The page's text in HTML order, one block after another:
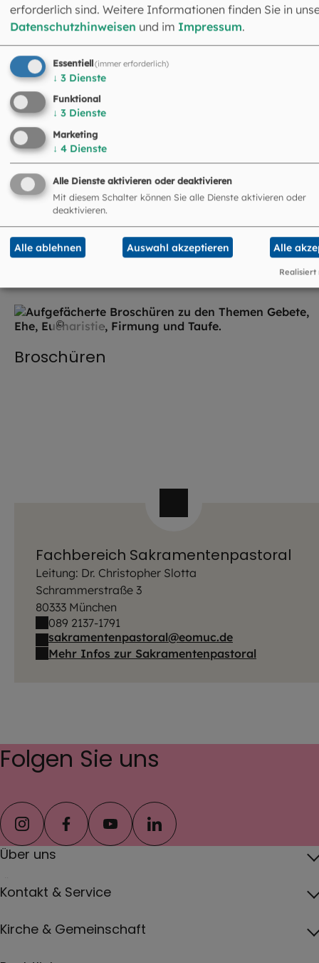
© Imago / Belga
Weihe
Krankensalbung
© EOM
Broschüren
Fachbereich Sakramentenpastoral
Leitung: Dr. Christopher Slotta
Schrammerstraße 3
80333 München
089 2137-1791
sakramentenpastoral@eomuc.de
Mehr Infos zur Sakramentenpastoral
Folgen Sie uns
instagramfacebookyoutubelinkedin
Über uns
Pfarreien
Katholisch werden und Wiedereintritt
Kontakt & Service
Kirche & Gemeinschaft
erforderlich sind. Weitere Informationen finden Sie in
Datenschutzhinweisen und im Impressum.
Essentiell(immer erforderlich)
↓ 3 Dienste
Funktional
↓ 3 Dienste
Marketing
↓ 4 Dienste
Alle Dienste aktivieren oder deaktivieren
Mit diesem Schalter können Sie alle Dienste aktivieren oder
deaktivieren.
Alle ablehnen Auswahl akzeptieren Alle
Realisiert